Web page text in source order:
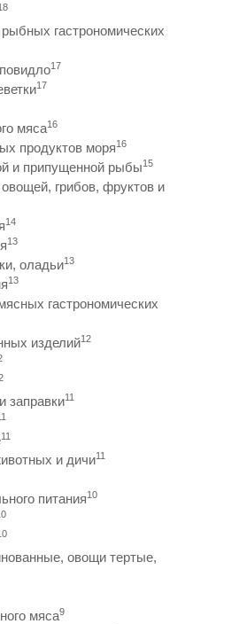
гастрономических
17
17
мяса16
продуктов моря16
и припущенной рыбы15
грибов, фруктов и
14
13
оладьи13
13
гастрономических
изделий12
заправки11
11
и дичи11
питания10
овощи тертые,
мяса9